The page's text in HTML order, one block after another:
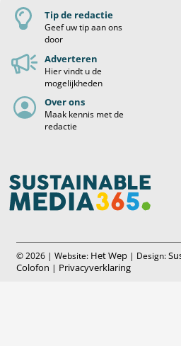
Tip de redactie
Geef uw tip aan ons
door
Adverteren
Hier vindt u de
mogelijkheden
Over ons
Maak kennis met de
redactie
© 2026 | Website: Het Wep | Design:
Colofon | Privacyverklaring